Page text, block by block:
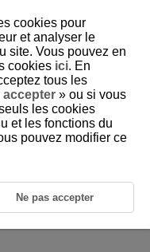
cookies pour
et analyser le
site. Vous pouvez en
cookies ici. En
tous les
accepter » ou si vous
les cookies
et les fonctions du
pouvez modifier ce
Ne pas accepter